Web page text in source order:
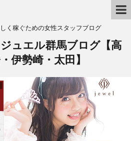
く稼ぐための女性スタッフブログ
ュエル群馬ブログ【高
伊勢崎・太田】